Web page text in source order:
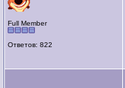
Full Member
Ответов: 822